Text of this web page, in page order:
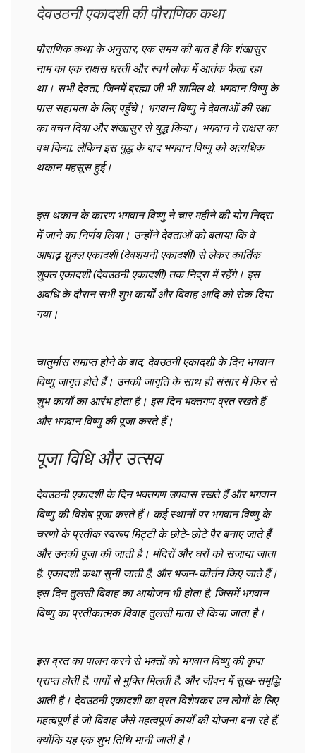
देवउठनी एकादशी की पौराणिक कथा
पौराणिक कथा के अनुसार, एक समय की बात है कि शंखासुर
नाम का एक राक्षस धरती और स्वर्ग लोक में आतंक फैला रहा
था। सभी देवता, जिनमें ब्रह्मा जी भी शामिल थे, भगवान विष्णु के
पास सहायता के लिए पहुँचे। भगवान विष्णु ने देवताओं की रक्षा
का वचन दिया और शंखासुर से युद्ध किया। भगवान ने राक्षस का
वध किया, लेकिन इस युद्ध के बाद भगवान विष्णु को अत्यधिक
थकान महसूस हुई।
इस थकान के कारण भगवान विष्णु ने चार महीने की योग निद्रा
में जाने का निर्णय लिया। उन्होंने देवताओं को बताया कि वे
आषाढ़ शुक्ल एकादशी (देवशयनी एकादशी) से लेकर कार्तिक
शुक्ल एकादशी (देवउठनी एकादशी) तक निद्रा में रहेंगे। इस
अवधि के दौरान सभी शुभ कार्यों और विवाह आदि को रोक दिया
गया।
चातुर्मास समाप्त होने के बाद, देवउठनी एकादशी के दिन भगवान
विष्णु जागृत होते हैं। उनकी जागृति के साथ ही संसार में फिर से
शुभ कार्यों का आरंभ होता है। इस दिन भक्तगण व्रत रखते हैं
और भगवान विष्णु की पूजा करते हैं।
पूजा विधि और उत्सव
देवउठनी एकादशी के दिन भक्तगण उपवास रखते हैं और भगवान
विष्णु की विशेष पूजा करते हैं। कई स्थानों पर भगवान विष्णु के
चरणों के प्रतीक स्वरूप मिट्टी के छोटे-छोटे पैर बनाए जाते हैं
और उनकी पूजा की जाती है। मंदिरों और घरों को सजाया जाता
है, एकादशी कथा सुनी जाती है, और भजन-कीर्तन किए जाते हैं।
इस दिन तुलसी विवाह का आयोजन भी होता है, जिसमें भगवान
विष्णु का प्रतीकात्मक विवाह तुलसी माता से किया जाता है।
इस व्रत का पालन करने से भक्तों को भगवान विष्णु की कृपा
प्राप्त होती है, पापों से मुक्ति मिलती है, और जीवन में सुख-समृद्धि
आती है। देवउठनी एकादशी का व्रत विशेषकर उन लोगों के लिए
महत्वपूर्ण है जो विवाह जैसे महत्वपूर्ण कार्यों की योजना बना रहे हैं,
क्योंकि यह एक शुभ तिथि मानी जाती है।